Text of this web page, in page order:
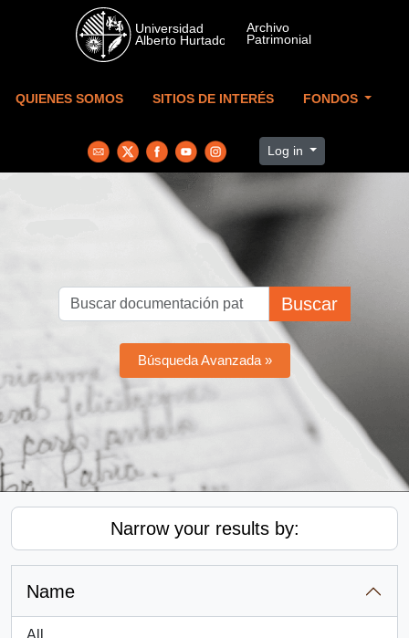
Skip to main content
QUIENES SOMOS SITIOS DE INTERÉS FONDOS
Log in
Buscar
Búsqueda Avanzada »
Narrow your results by:
Name
All